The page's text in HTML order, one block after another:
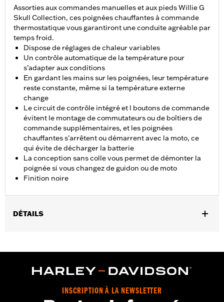
Assorties aux commandes manuelles et aux pieds Willie G
Skull Collection, ces poignées chauffantes à commande
thermostatique vous garantiront une conduite agréable par
temps froid.
Dispose de réglages de chaleur variables
Un contrôle automatique de la température pour
s’adapter aux conditions
En gardant les mains sur les poignées, leur température
reste constante, même si la température externe
change
Le circuit de contrôle intégré et l boutons de commande
évitent le montage de commutateurs ou de boîtiers de
commande supplémentaires, et les poignées
chauffantes s'arrêtent ou démarrent avec la moto, ce
qui évite de décharger la batterie
La conception sans colle vous permet de démonter la
poignée si vous changez de guidon ou de moto
Finition noire
DÉTAILS
de 2024 et FLHXU et FLTRXRRSE à partir de 2025) et Trike. Les
modèles Softail® de 2016 à 2017 nécessitent l'achat séparé du
kit de raccordement électrique P/N 72673-11. Les modèles
INSCRIPTION À LA NEWSLETTER